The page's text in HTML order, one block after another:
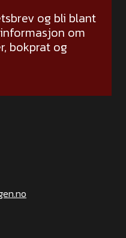
og bli blant
om
bokprat og